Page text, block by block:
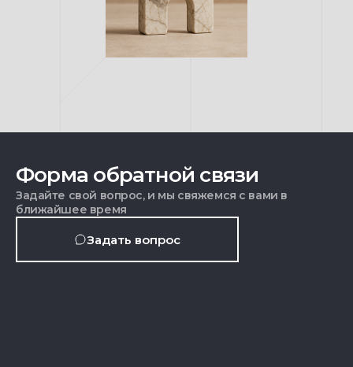
Форма обратной связи
Задайте свой вопрос, и мы свяжемся с вами в
ближайшее время
Задать вопрос